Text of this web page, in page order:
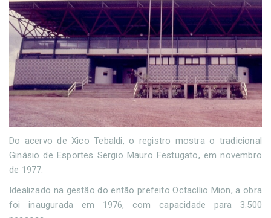
Do acervo de Xico Tebaldi, o registro mostra o tradicional
Ginásio de Esportes Sergio Mauro Festugato, em novembro
de 1977.
Idealizado na gestão do então prefeito Octacílio Mion, a obra
foi inaugurada em 1976, com capacidade para 3.500